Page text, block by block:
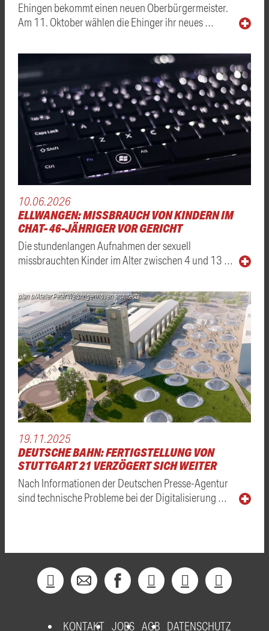
Ehingen bekommt einen neuen Oberbürgermeister.
Am 11. Oktober wählen die Ehinger ihr neues …
10.06.2026
ELLWANGEN: MISSBRAUCH VON KINDERN IM
CHAT- 46-JÄHRIGER VOR GERICHT
Die stundenlangen Aufnahmen der sexuell
missbrauchten Kinder im Alter zwischen 4 und 13 …
plan b/Atelier Peter Wels/ingenhoven architects
19.11.2025
DEUTSCHE BAHN: FERTIGSTELLUNG VON
STUTTGART 21 VERZÖGERT SICH WEITER
Nach Informationen der Deutschen Presse-Agentur
sind technische Probleme bei der Digitalisierung …
KONTAKT JOBS AGB DATENSCHUTZ